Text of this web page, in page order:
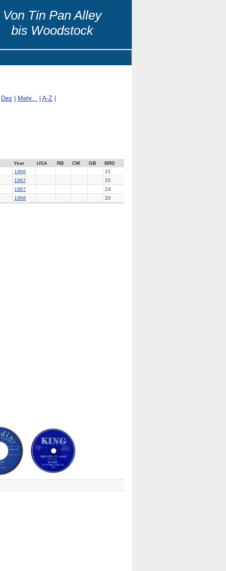
Von Tin Pan Alley
bis Woodstock
Dez Mehr... A-Z
Year USA RB CW GB
BRD
1966
21
1967
25
1967
24
1966 20